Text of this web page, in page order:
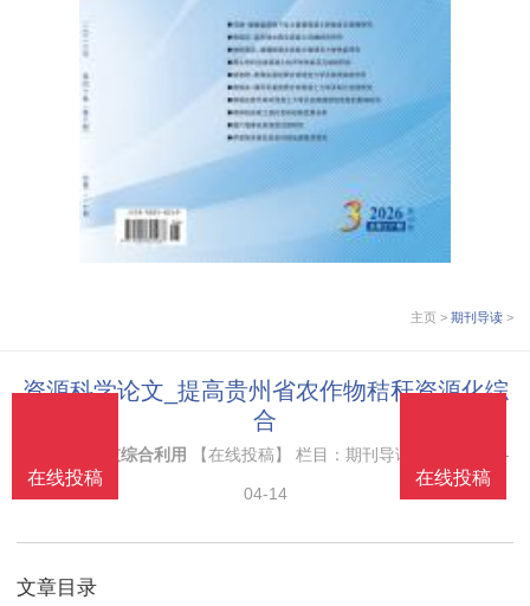
主页 > 期刊导读 >
资源科学论文_提高贵州省农作物秸秆资源化综
合
粉煤灰综合利用 【在线投稿】 栏目： 期刊导读 时间：2022-
04-14
文章目录
在线投稿
在线投稿 在线投稿
在线投稿